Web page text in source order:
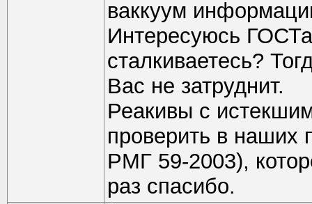
ваккуум
Интересуюсь
сталкиваетесь?
Вас не затруднит.
Реакивы с
проверить в наших
РМГ 59-2003),
раз спасибо.